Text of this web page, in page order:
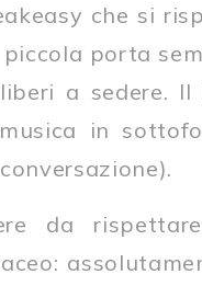
che si
porta
a sedere.
in
da